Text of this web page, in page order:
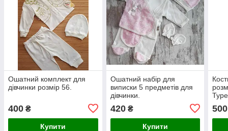
Ошатний комплект для
дівчинки розмір 56.
400 ₴
Купити
Ошатний набір для
виписки 5 предметів для
дівчинки.
420₴
Купити
500